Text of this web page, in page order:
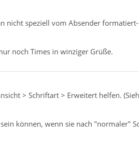
nicht speziell vom Absender
noch Times in winziger Grüße.
> Schriftart > Erweitert helfen.
können, wenn sie nach "normaler"